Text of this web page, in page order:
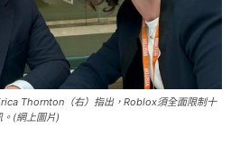
Thornton（右）指出，Roblox須全面限制十
(網上圖片)